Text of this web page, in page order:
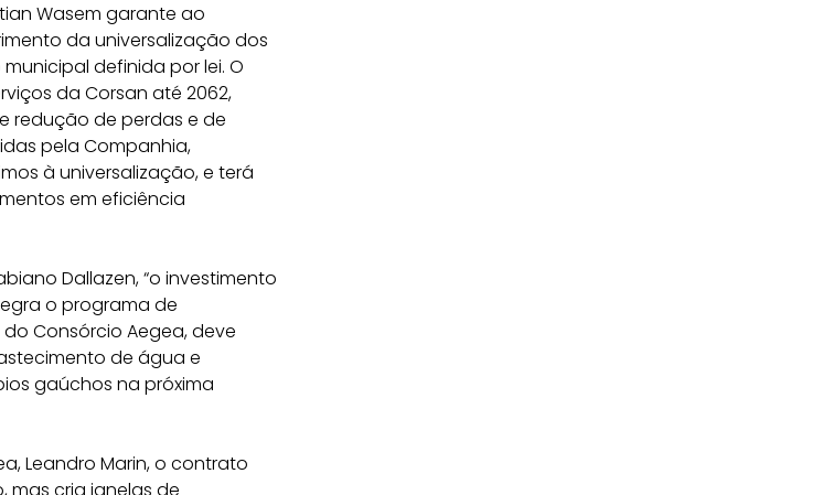
Wasem garante ao
da universalização dos
definida por lei. O
da Corsan até 2062,
redução de perdas e de
pela Companhia,
à universalização, e terá
em eficiência
Dallazen, “o investimento
o programa de
Consórcio Aegea, deve
de água e
gaúchos na próxima
Leandro Marin, o contrato